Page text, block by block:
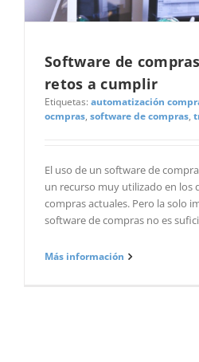
Software de
retos a cumplir
Etiquetas: automatización
ocmpras, software de compras,
El uso de un software de
un recurso muy utilizado en los
compras actuales. Pero la solo
software de compras no es
Más información